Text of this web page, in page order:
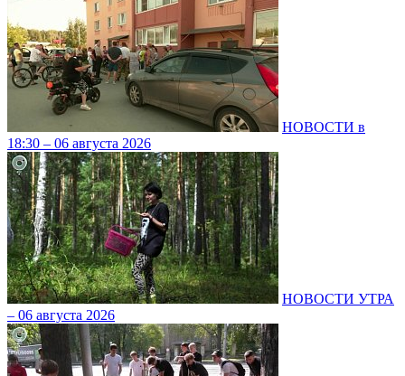
НОВОСТИ в
18:30 – 06 августа 2026
НОВОСТИ УТРА
– 06 августа 2026